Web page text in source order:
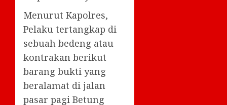
Menurut Kapolres,
Pelaku tertangkap di
sebuah bedeng atau
kontrakan berikut
barang bukti yang
beralamat di jalan
pasar pagi Betung